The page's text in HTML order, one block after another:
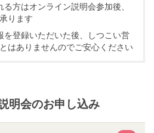
方はオンライン説明会参加後、
ります
を登録いただいた後、しつこい営
はありませんのでご安心ください
明会のお申し込み